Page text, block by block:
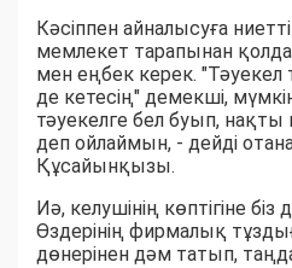
Кәсіппен айналысуға
мемлекет тарапынан
мен еңбек керек. "Тәуекел
де кетесің" демекші,
тәуекелге бел буып,
деп ойлаймын, - дейді
Құсайынқызы.
Иә, келушінің көптігіне
Өздерінің фирмалық
дөнерінен дәм татып,